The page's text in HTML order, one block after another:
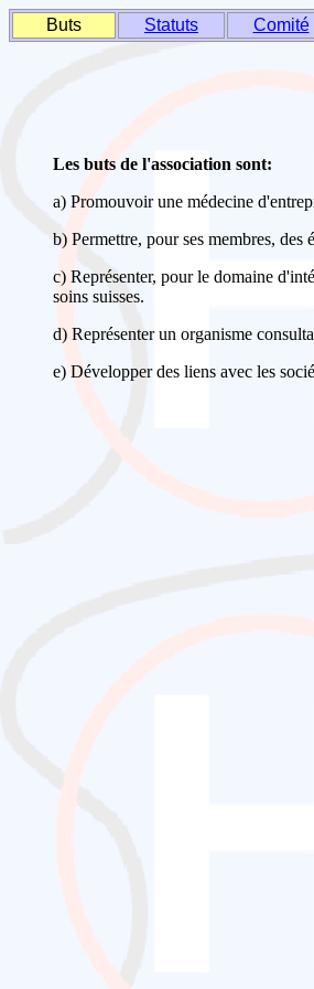
Buts Statuts Comité
Les buts de l'association sont:
a) Promouvoir une médecine
b) Permettre, pour ses membres, des
c) Représenter, pour le domaine
soins suisses.
d) Représenter un organisme
e) Développer des liens avec les